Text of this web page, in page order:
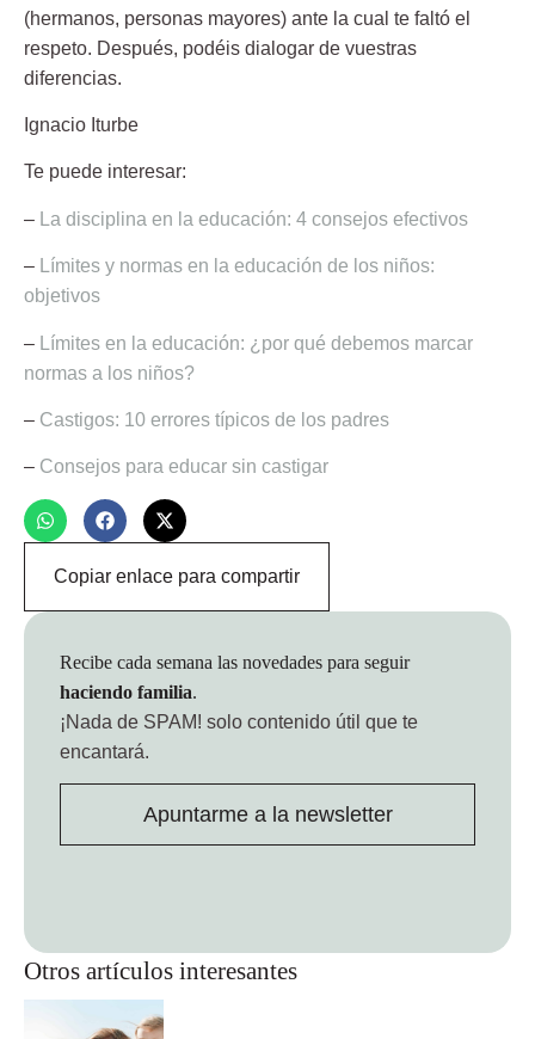
(hermanos, personas mayores) ante la cual te faltó el
respeto. Después, podéis dialogar de vuestras
diferencias.
Ignacio Iturbe
Te puede interesar:
– La disciplina en la educación: 4 consejos efectivos
–
Límites y normas en la educación de los niños:
objetivos
–
Límites en la educación: ¿por qué debemos marcar
normas a los niños?
– Castigos: 10 errores típicos de los padres
– Consejos para educar sin castigar
Copiar enlace para compartir
Otros artículos interesantes
Recibe cada semana las novedades para seguir
haciendo familia.
¡Nada de SPAM! solo contenido útil que te
encantará.
Apuntarme a la newsletter